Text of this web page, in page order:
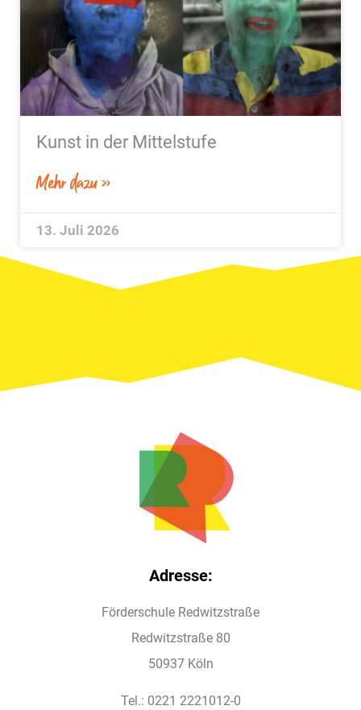
Kunst in der Mittelstufe
Mehr dazu »
13. Juli 2026
Adresse:
Förderschule Redwitzstraße
Redwitzstraße 80
50937 Köln
Tel.: 0221 2221012-0